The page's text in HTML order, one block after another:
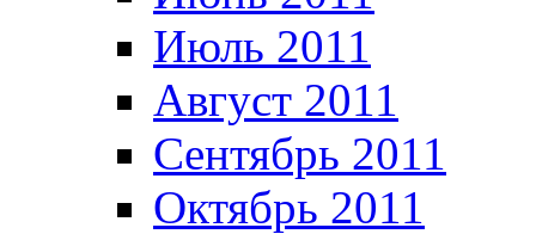
Июль 2011
Август 2011
Сентябрь 2011
Октябрь 2011